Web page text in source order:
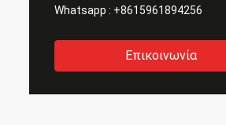
Whatsapp : +8615961894256
Επικοινωνία